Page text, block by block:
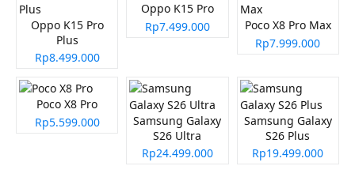
Oppo K15 Pro
Plus
Rp8.499.000
Oppo K15 Pro
Rp7.499.000
Poco X8 Pro Max
Rp7.999.000
Poco X8 Pro
Rp5.599.000
Samsung Galaxy
S26 Ultra
Rp24.499.000
Samsung Galaxy
S26 Plus
Rp19.499.000